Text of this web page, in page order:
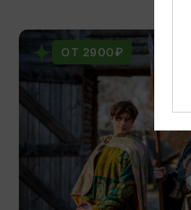
ОТ 2900₽